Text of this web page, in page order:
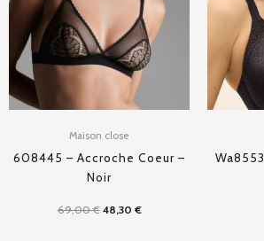
Maison close
608445 – Accroche Coeur –
Noir
69,00€ 48,30 €